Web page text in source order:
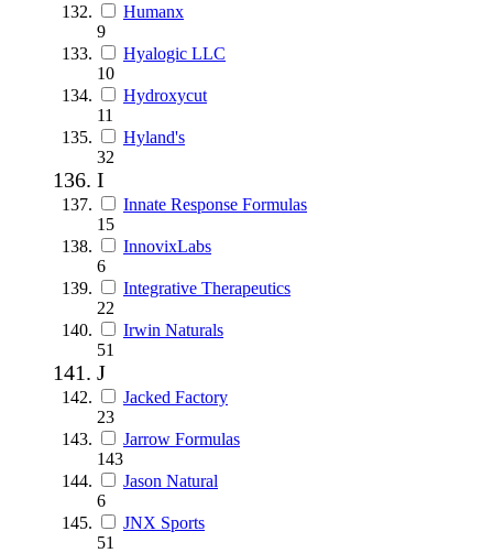
Humanx
9
Hyalogic LLC
10
Hydroxycut
11
Hyland's
32
I
Innate Response Formulas
15
InnovixLabs
6
Integrative Therapeutics
22
Irwin Naturals
51
J
Jacked Factory
23
Jarrow Formulas
143
Jason Natural
6
JNX Sports
51